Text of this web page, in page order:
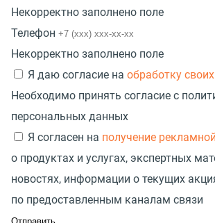
Некорректно заполнено поле
Телефон
Некорректно заполнено поле
Я даю согласие на обработку
Необходимо принять согласие с
персональных данных
Я согласен на получение
о продуктах и услугах, экспертных
новостях, информации о текущих
по предоставленным каналам связи